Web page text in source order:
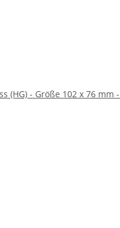
(HG) - Größe 102 x 76 mm